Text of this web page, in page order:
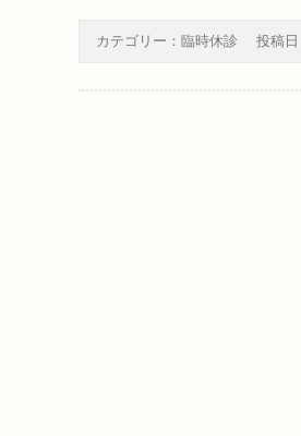
カテゴリー： 臨時休診 投稿日